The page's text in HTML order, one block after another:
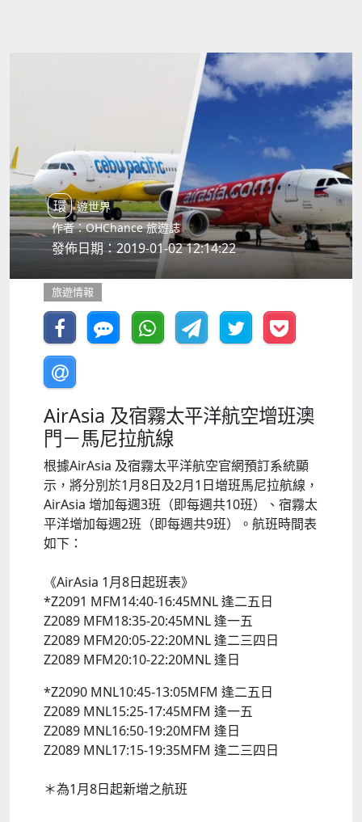
環遊世界
作者：OHChance 旅遊誌
發佈日期：2019-01-02 12:14:22
旅遊情報
AirAsia 及宿霧太平洋航空增班澳
門－馬尼拉航線
根據AirAsia 及宿霧太平洋航空官網預訂系統顯
示，將分別於1月8日及2月1日增班馬尼拉航線，
AirAsia 增加每週3班（即每週共10班）、宿霧太
平洋增加每週2班（即每週共9班）。航班時間表
如下：
《AirAsia 1月8日起班表》
*Z2091 MFM14:40-16:45MNL 逢二五日
Z2089 MFM18:35-20:45MNL 逢一五
Z2089 MFM20:05-22:20MNL 逢二三四日
Z2089 MFM20:10-22:20MNL 逢日
*Z2090 MNL10:45-13:05MFM 逢二五日
Z2089 MNL15:25-17:45MFM 逢一五
Z2089 MNL16:50-19:20MFM 逢日
Z2089 MNL17:15-19:35MFM 逢二三四日
＊為1月8日起新增之航班